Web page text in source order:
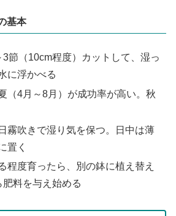
基本
3節（10cm程度）カットして、湿っ
に浮かべる
（4月～8月）が成功率が高い。秋
霧吹きで湿り気を保つ。日中は薄
置く
程度育ったら、別の鉢に植え替え
料を与え始める